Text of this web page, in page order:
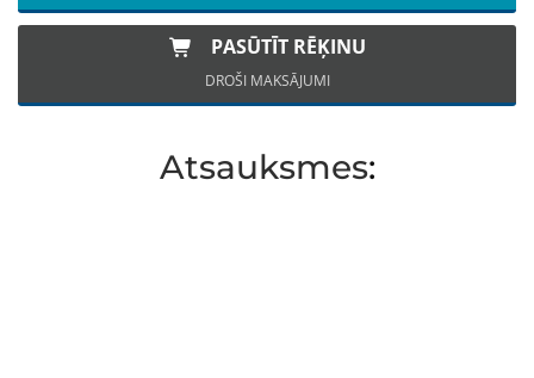
PASŪTĪT RĒĶINU
DROŠI MAKSĀJUMI
Atsauksmes: